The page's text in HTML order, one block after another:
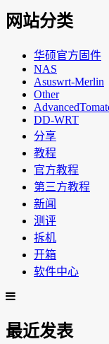
网站分类
华硕官方固件
NAS
Asuswrt-Merlin
Other
DD-WRT
分享
教程
官方教程
第三方教程
新闻
测评
拆机
开箱
软件中心
最近发表